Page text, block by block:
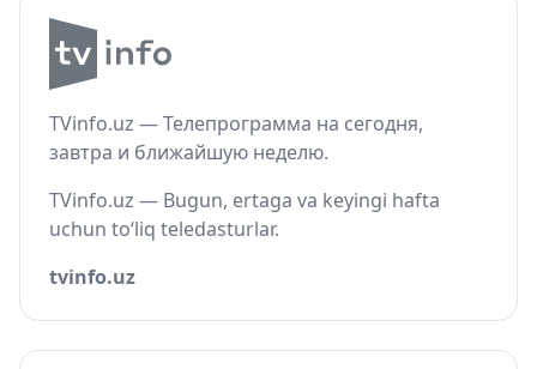
TVinfo.uz — Телепрограмма на сегодня,
завтра и ближайшую неделю.
TVinfo.uz — Bugun, ertaga va keyingi hafta
uchun to‘liq teledasturlar.
tvinfo.uz